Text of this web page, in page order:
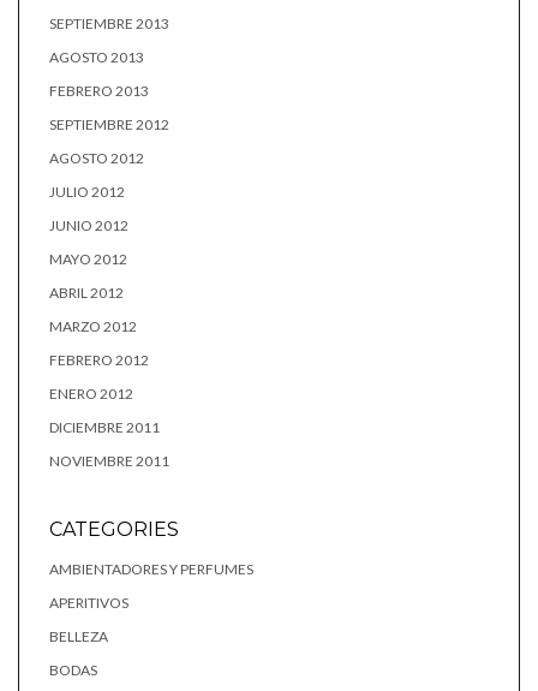
SEPTIEMBRE 2013
AGOSTO 2013
FEBRERO 2013
SEPTIEMBRE 2012
AGOSTO 2012
JULIO 2012
JUNIO 2012
MAYO 2012
ABRIL 2012
MARZO 2012
FEBRERO 2012
ENERO 2012
DICIEMBRE 2011
NOVIEMBRE 2011
CATEGORIES
AMBIENTADORES Y PERFUMES
APERITIVOS
BELLEZA
BODAS